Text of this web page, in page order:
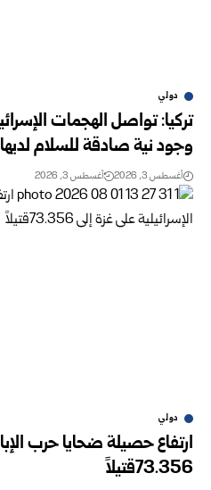
دولي
تركيا: تواصل الهجمات
وجود نية صادقة للسلام لديها
أغسطس 3, 2026 أغسطس 3, 2026
دولي
ارتفاع حصيلة ضحايا حرب
73.356قتيلاً